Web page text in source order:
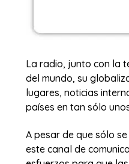
La radio, junto con la
del mundo, su
lugares, noticias
países en tan sólo
A pesar de que sólo
este canal de